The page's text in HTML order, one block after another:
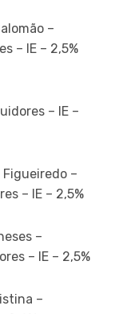
–
– IE – 2,5%
– IE –
–
– IE – 2,5%
–
– IE – 2,5%
–